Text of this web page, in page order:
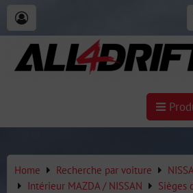
Home Recherche par voiture
Intérieur MAZDA / NISSAN
Sièges